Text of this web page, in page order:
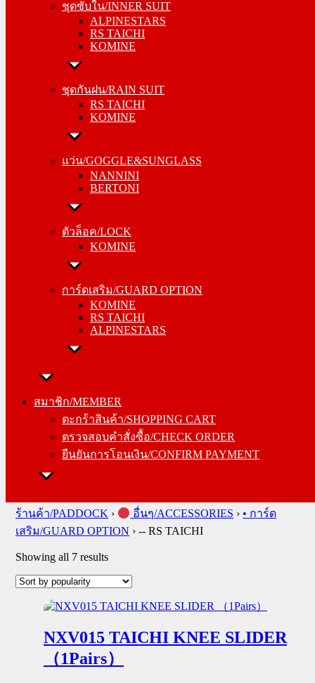
ชุดซับใน/INNER SUIT
ALPINESTARS
RS TAICHI
KOMINE
ชุดกันฝน/RAIN SUIT
RS TAICHI
KOMINE
แว่น/GOGGLE&SUNGLASS
NANNINI
BERTONI
ตัวล็อค/LOCK
KOMINE
การ์ดเสริม/GUARD OPTION
KOMINE
RS TAICHI
ALPINESTARS
สมาชิก/MEMBER
ตะกร้าสินค้า/SHOPPING CART
ตรวจสอบคำสั่งซื้อ/CHECK ORDER
ยืนยันการโอนเงิน/CONFIRM PAYMENT
RS TAICHI
KOMINE
ชุดกันฝน/RAIN SUIT
KOMINE
แว่น/GOGGLE&SUNGLASS
BERTONI
ตัวล็อค/LOCK
การ์ดเสริม/GUARD OPTION
RS TAICHI
ALPINESTARS
สมาชิก/MEMBER
ตรวจสอบคำสั่งซื้อ/CHECK ORDER
ยืนยันการโอนเงิน/CONFIRM PAYMENT
ร้านค้า/PADDOCK › อื่นๆ/ACCESSORIES › • การ์ด
เสริม/GUARD OPTION › -- RS TAICHI
Showing all 7 resultsSorted
popularity
NXV015 TAICHI KNEE SLIDER
（1Pairs）